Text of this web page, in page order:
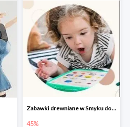
Zabawki drewniane w Smyku do -45%
45%